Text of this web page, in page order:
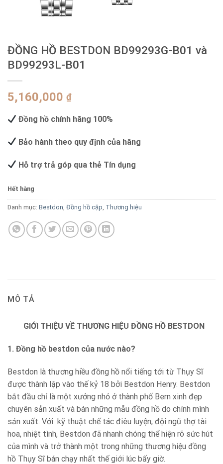
ĐỒNG HỒ BESTDON BD99293G-B01 và
BD99293L-B01
5,160,000 ₫
Đồng hồ chính hãng 100%
Bảo hành theo quy định của hãng
Hỗ trợ trả góp qua thẻ Tín dụng
Hết hàng
Danh mục: Bestdon, Đồng hồ cặp, Thương hiệu
MÔ TẢ
GIỚI THIỆU VỀ THƯƠNG HIỆU ĐỒNG HỒ BESTDON
1. Đồng hồ bestdon của nước nào?
Bestdon là thương hiều đồng hồ nổi tiếng tới từ Thụy Sĩ
được thành lập vào thế kỷ 18 bởi Bestdon Henry. Bestdon
bắt đầu chỉ là một xưởng nhỏ ở thành phố Bern xinh đẹp
chuyên sản xuất và bán những mẫu đồng hồ do chính mình
sản xuất. Với kỹ thuật chế tác điêu luyện, đội ngũ thợ tài
hoa, nhiệt tình, Bestdon đã nhanh chóng thể hiện rõ sức hút
của mình và trở thành một trong những thương hiệu đồng
hồ Thụy Sĩ bán chạy nhất thế giới lúc bấy giờ.